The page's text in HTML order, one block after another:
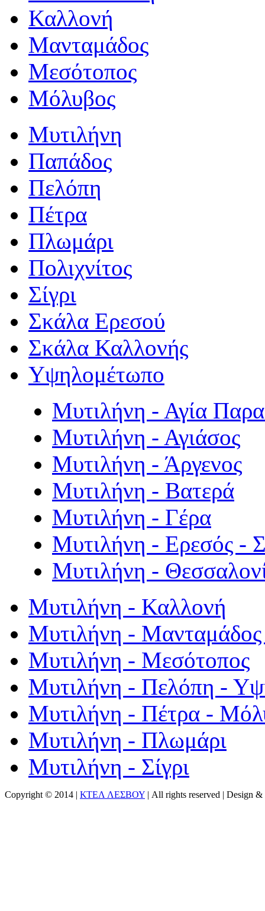
Καλλονή
Μανταμάδος
Μεσότοπος
Μόλυβος
Μυτιλήνη
Παπάδος
Πελόπη
Πέτρα
Πλωμάρι
Πολιχνίτος
Σίγρι
Σκάλα Ερεσού
Σκάλα Καλλονής
Υψηλομέτωπο
Μυτιλήνη - Αγία
Μυτιλήνη - Αγιάσος
Μυτιλήνη - Άργενος
Μυτιλήνη - Βατερά
Μυτιλήνη - Γέρα
Μυτιλήνη - Ερεσός -
Μυτιλήνη -
Μυτιλήνη - Καλλονή
Μυτιλήνη - Μανταμάδος
Μυτιλήνη - Μεσότοπος
Μυτιλήνη - Πελόπη -
Μυτιλήνη - Πέτρα -
Μυτιλήνη - Πλωμάρι
Μυτιλήνη - Σίγρι
Copyright © 2014 | ΚΤΕΛ ΛΕΣΒΟΥ | All rights reserved | Design &